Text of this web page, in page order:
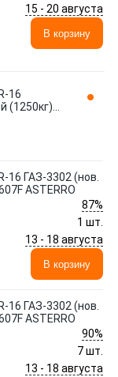
15 - 20 августа
В корзину
16
(1250кг)
16 ГАЗ-3302 (нов.
ASTERRO
87%
1 шт.
13 - 18 августа
В корзину
16 ГАЗ-3302 (нов.
ASTERRO
90%
7 шт.
13 - 18 августа